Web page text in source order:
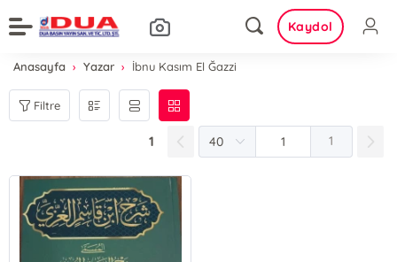
Kaydol
Anasayfa Yazar İbnu Kasım El Ğazzi
Filtre
1 1